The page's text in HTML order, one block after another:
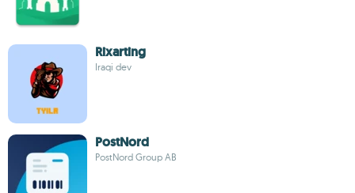
Rixarting
Iraqi dev
PostNord
PostNord Group AB